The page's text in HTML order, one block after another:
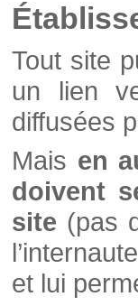
Tout site
un lien
diffusées
Mais en
doivent
site (pas
et lui